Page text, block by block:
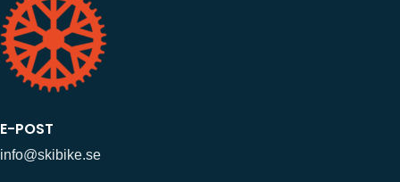
E-POST
info@skibike.se